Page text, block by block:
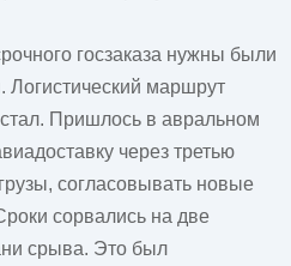
госзаказа нужны были
маршрут
Пришлось в авральном
через третью
согласовывать новые
сорвались на две
срыва. Это был